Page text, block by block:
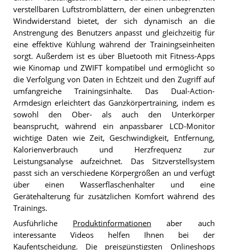
verstellbaren Luftstromblättern, der einen unbegrenzten
Windwiderstand bietet, der sich dynamisch an die
Anstrengung des Benutzers anpasst und gleichzeitig für
eine effektive Kühlung während der Trainingseinheiten
sorgt. Außerdem ist es über Bluetooth mit Fitness-Apps
wie Kinomap und ZWIFT kompatibel und ermöglicht so
die Verfolgung von Daten in Echtzeit und den Zugriff auf
umfangreiche Trainingsinhalte. Das Dual-Action-
Armdesign erleichtert das Ganzkörpertraining, indem es
sowohl den Ober- als auch den Unterkörper
beansprucht, während ein anpassbarer LCD-Monitor
wichtige Daten wie Zeit, Geschwindigkeit, Entfernung,
Kalorienverbrauch und Herzfrequenz zur
Leistungsanalyse aufzeichnet. Das Sitzverstellsystem
passt sich an verschiedene Körpergrößen an und verfügt
über einen Wasserflaschenhalter und eine
Gerätehalterung für zusätzlichen Komfort während des
Trainings.
Ausführliche Produktinformationen aber auch
interessante Videos helfen Ihnen bei der
Kaufentscheidung. Die preisgünstigsten Onlineshops